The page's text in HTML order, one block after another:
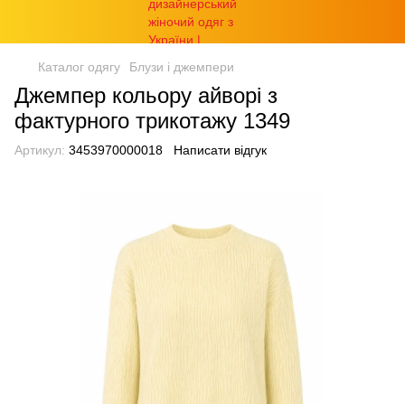
Каталог одягу Блузи і джемпери
Джемпер кольору айворі з
фактурного трикотажу 1349
Артикул: 3453970000018 Написати відгук